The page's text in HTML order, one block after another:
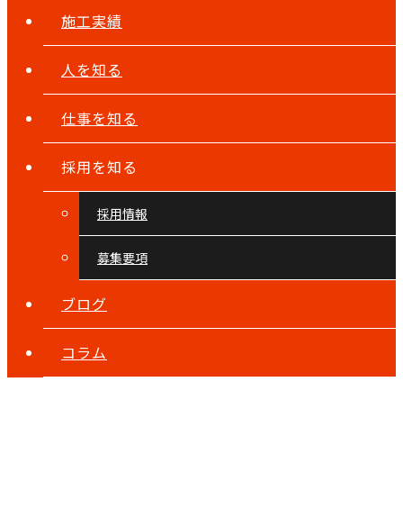
施工実績
人を知る
仕事を知る
採用を知る
採用情報
募集要項
ブログ
コラム